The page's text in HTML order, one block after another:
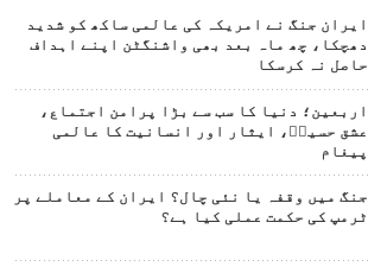
ایران جنگ نے امریکہ کی عالمی ساکھ کو شدید
دھچکا، چھ ماہ بعد بھی واشنگٹن اپنے اہداف
حاصل نہ کرسکا
اربعین؛ دنیا کا سب سے بڑا پرامن اجتماع،
عشق حسینؑ، ایثار اور انسانیت کا عالمی
پیغام
جنگ میں وقفہ یا نئی چال؟ ایران کے معاملے پر
ٹرمپ کی حکمت عملی کیا ہے؟